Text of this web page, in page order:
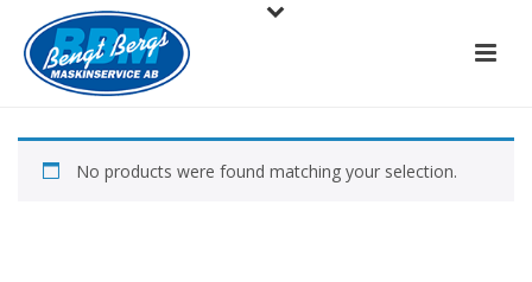
No products were found matching your selection.